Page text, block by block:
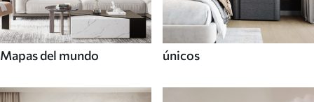
Mapas del mundo únicos